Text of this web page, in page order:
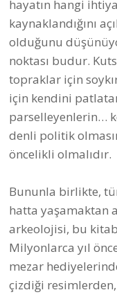
kaynaklandığını
olduğunu
noktası budur.
topraklar için
için kendini
parselleyenlerin…
denli politik
öncelikli olmalıdır.
hatta yaşamaktan
arkeolojisi, bu
Milyonlarca yıl
mezar
çizdiği
yüzlendirip